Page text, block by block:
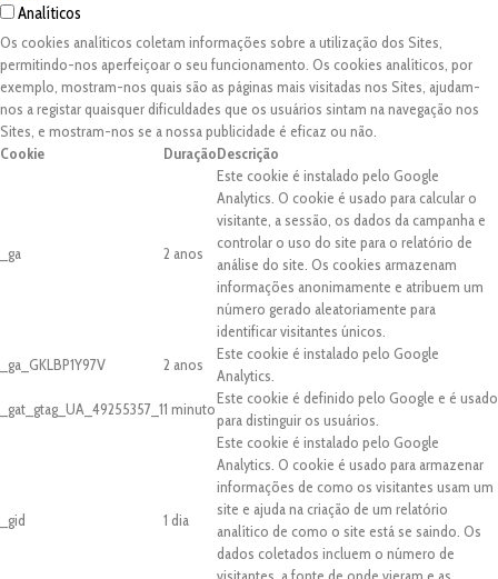
Analíticos
Os cookies analíticos coletam informações sobre a utilização dos Sites,
permitindo-nos aperfeiçoar o seu funcionamento. Os cookies analíticos, por
exemplo, mostram-nos quais são as páginas mais visitadas nos Sites, ajudam-
nos a registar quaisquer dificuldades que os usuários sintam na navegação nos
Sites, e mostram-nos se a nossa publicidade é eficaz ou não.
Cookie
DuraçãoDescrição
_ga 2 anos
Este cookie é instalado pelo Google
Analytics. O cookie é usado para calcular o
visitante, a sessão, os dados da campanha e
controlar o uso do site para o relatório de
análise do site. Os cookies armazenam
informações anonimamente e atribuem um
número gerado aleatoriamente para
identificar visitantes únicos.
_ga_GKLBP1Y97V
2 anos
Este cookie é instalado pelo Google
Analytics.
_gat_gtag_UA_49255357_11 minuto
Este cookie é definido pelo Google e é usado
para distinguir os usuários.
_gid 1 dia
Este cookie é instalado pelo Google
Analytics. O cookie é usado para armazenar
informações de como os visitantes usam um
site e ajuda na criação de um relatório
analítico de como o site está se saindo. Os
dados coletados incluem o número de